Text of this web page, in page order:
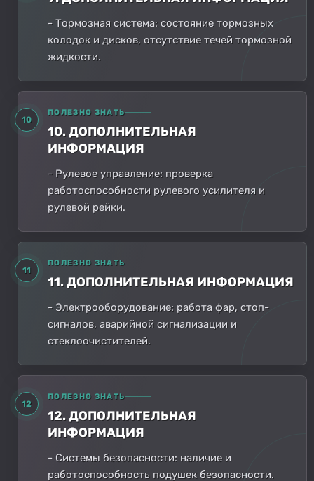
- Тормозная система: состояние тормозных
колодок и дисков, отсутствие течей тормозной
жидкости.
10
ПОЛЕЗНО ЗНАТЬ
10. ДОПОЛНИТЕЛЬНАЯ
ИНФОРМАЦИЯ
- Рулевое управление: проверка
работоспособности рулевого усилителя и
рулевой рейки.
11
ПОЛЕЗНО ЗНАТЬ
11. ДОПОЛНИТЕЛЬНАЯ ИНФОРМАЦИЯ
- Электрооборудование: работа фар, стоп-
сигналов, аварийной сигнализации и
стеклоочистителей.
12
ПОЛЕЗНО ЗНАТЬ
12. ДОПОЛНИТЕЛЬНАЯ
ИНФОРМАЦИЯ
- Системы безопасности: наличие и
работоспособность подушек безопасности.